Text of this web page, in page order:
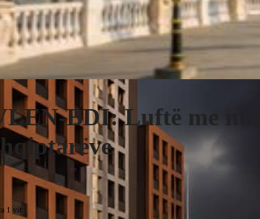
BDI: Luftë me
1 vit